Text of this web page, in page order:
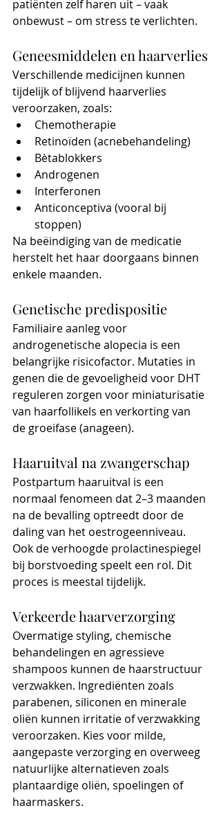
patiënten zelf haren uit – vaak
onbewust – om stress te verlichten.
Geneesmiddelen en haarverlies
Verschillende medicijnen kunnen
tijdelijk of blijvend haarverlies
veroorzaken, zoals:
Chemotherapie
Retinoïden (acnebehandeling)
Bètablokkers
Androgenen
Interferonen
Anticonceptiva (vooral bij
stoppen)
Na beëindiging van de medicatie
herstelt het haar doorgaans binnen
enkele maanden.
Genetische predispositie
Familiaire aanleg voor
androgenetische alopecia is een
belangrijke risicofactor. Mutaties in
genen die de gevoeligheid voor DHT
reguleren zorgen voor miniaturisatie
van haarfollikels en verkorting van
de groeifase (anageen).
Haaruitval na zwangerschap
Postpartum haaruitval is een
normaal fenomeen dat 2–3 maanden
na de bevalling optreedt door de
daling van het oestrogeenniveau.
Ook de verhoogde prolactinespiegel
bij borstvoeding speelt een rol. Dit
proces is meestal tijdelijk.
Verkeerde haarverzorging
Overmatige styling, chemische
behandelingen en agressieve
shampoos kunnen de haarstructuur
verzwakken. Ingrediënten zoals
parabenen, siliconen en minerale
oliën kunnen irritatie of verzwakking
veroorzaken. Kies voor milde,
aangepaste verzorging en overweeg
natuurlijke alternatieven zoals
plantaardige oliën, spoelingen of
haarmaskers.